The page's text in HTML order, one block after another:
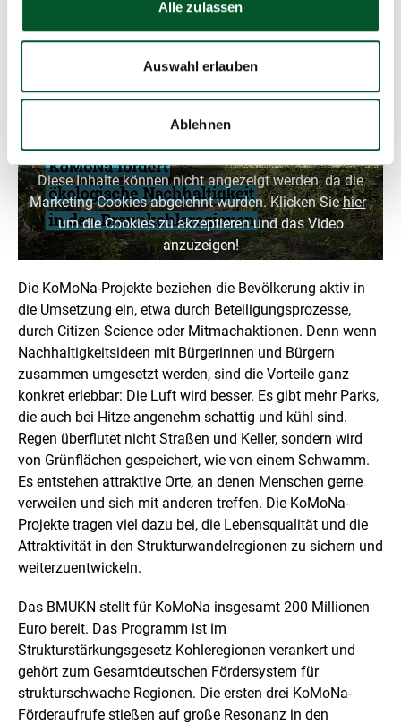
Alle zulassen
Auswahl erlauben
Ablehnen
ö
ß
t
D
a
r
s
t
e
u
n
g
Diese Inhalte können nicht angezeigt werden, da die
Marketing-Cookies abgelehnt wurden. Klicken Siehier,
um die Cookies zu akzeptieren und das Video
anzuzeigen!
Die KoMoNa-Projekte beziehen die Bevölkerung aktiv in
die Umsetzung ein, etwa durch Beteiligungsprozesse,
durch Citizen Science oder Mitmachaktionen. Denn wenn
Nachhaltigkeitsideen mit Bürgerinnen und Bürgern
zusammen umgesetzt werden, sind die Vorteile ganz
konkret erlebbar: Die Luft wird besser. Es gibt mehr Parks,
die auch bei Hitze angenehm schattig und kühl sind.
Regen überflutet nicht Straßen und Keller, sondern wird
von Grünflächen gespeichert, wie von einem Schwamm.
Es entstehen attraktive Orte, an denen Menschen gerne
verweilen und sich mit anderen treffen. Die KoMoNa-
Projekte tragen viel dazu bei, die Lebensqualität und die
Attraktivität in den Strukturwandelregionen zu sichern und
weiterzuentwickeln.
Das BMUKN stellt für KoMoNa insgesamt 200 Millionen
Euro bereit. Das Programm ist im
Strukturstärkungsgesetz Kohleregionen verankert und
gehört zum Gesamtdeutschen Fördersystem für
strukturschwache Regionen. Die ersten drei KoMoNa-
Förderaufrufe stießen auf große Resonanz in den